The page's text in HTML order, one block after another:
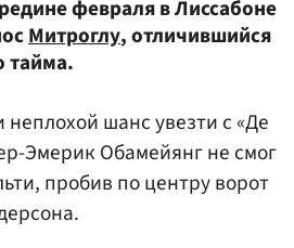
февраля в Лиссабоне
Митроглу, отличившийся
тайма.
шанс увезти с «Де
Эмерик Обамейянг не смог
пробив по центру ворот